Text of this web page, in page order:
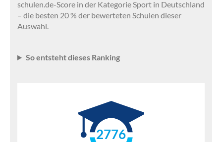
schulen.de-Score in der Kategorie Sport in Deutschland
– die besten 20 % der bewerteten Schulen dieser
Auswahl.
So entsteht dieses Ranking
2776